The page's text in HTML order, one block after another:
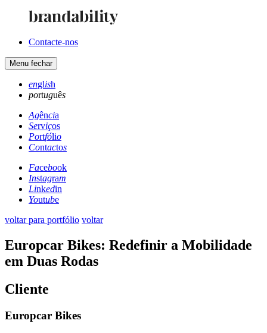
Contacte-nos
Menu fechar
english
português
Agência
Serviços
Portfólio
Contactos
Facebook
Instagram
Linkedin
Youtube
voltar para portfólio voltar
Europcar Bikes: Redefinir a Mobilidade
em Duas Rodas
Cliente
Europcar Bikes